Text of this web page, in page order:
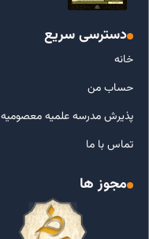
دسترسی سریع
خانه
حساب من
پذیرش مدرسه علمیه معصومیه
تماس با ما
مجوز ها